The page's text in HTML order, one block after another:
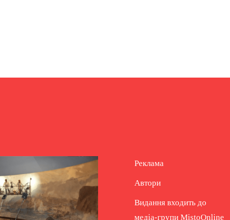
Реклама
Автори
Видання входить до
медіа-групи MistoOnline